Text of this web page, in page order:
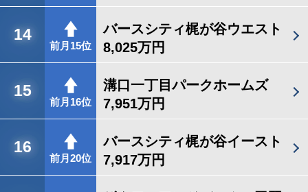
14
前月15位
バースシティ梶が谷ウエスト
8,025万円
15
前月16位
溝口一丁目パークホームズ
7,951万円
16
前月20位
バースシティ梶が谷イースト
7,917万円